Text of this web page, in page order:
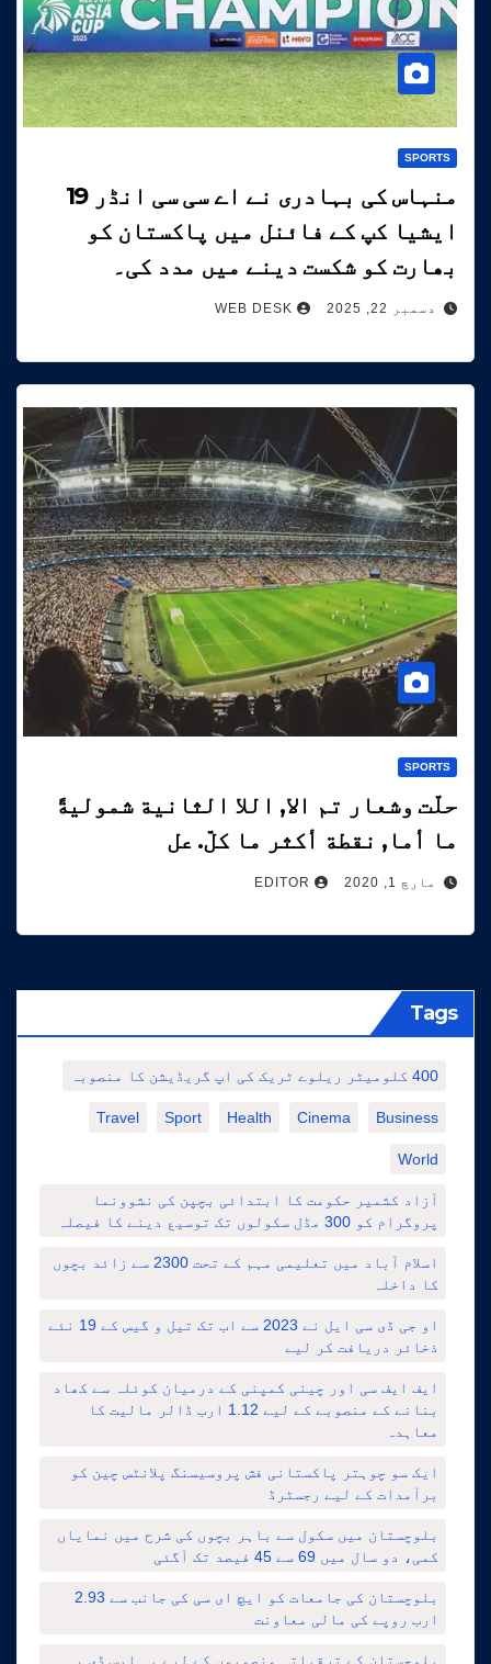
SPORTS
منہاس کی بہادری نے اے سی سی انڈر 19
ایشیا کپ کے فائنل میں پاکستان کو
بھارت کو شکست دینے میں مدد کی۔
دسمبر 22, 2025 WEB DESK
SPORTS
حلّت وشعار تم الا, اللا الثانية شموليةً
ما أما, نقطة أكثر ما كلّ. عل
مارچ 1, 2020 EDITOR
Tags
400 کلومیٹر ریلوے ٹریک کی اپ گریڈیشن کا منصوبہ
Business
Cinema
Health
Sport
Travel
World
آزاد کشمیر حکومت کا ابتدائی بچپن کی نشوونما
پروگرام کو 300 مڈل سکولوں تک توسیع دینے کا فیصلہ
اسلام آباد میں تعلیمی مہم کے تحت 2300 سے زائد بچوں
کا داخلہ
او جی ڈی سی ایل نے 2023 سے اب تک تیل و گیس کے 19 نئے
ذخائر دریافت کر لیے
ایف ایف سی اور چینی کمپنی کے درمیان کوئلہ سے کھاد
بنانے کے منصوبے کے لیے 1.12 ارب ڈالر مالیت کا
معاہدہ
ایک سو چوہتر پاکستانی فش پروسیسنگ پلانٹس چین کو
برآمدات کے لیے رجسٹرڈ
بلوچستان میں سکول سے باہر بچوں کی شرح میں نمایاں
کمی، دو سال میں 69 سے 45 فیصد تک آگئی
بلوچستان کی جامعات کو ایچ ای سی کی جانب سے 2.93
ارب روپے کی مالی معاونت
بلوچستان کے ترقیاتی منصوبوں کے لیے پی ایس ڈی پی